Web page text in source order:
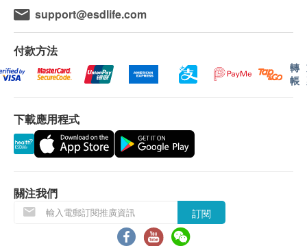
support@esdlife.com
付款方法
轉
帳
下載應用程式
關注我們
訂閱